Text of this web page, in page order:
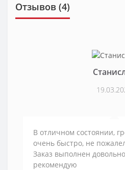
Отзывов (4)
В отличном состоянии,
очень быстро, не
Заказ выполнен
рекомендую